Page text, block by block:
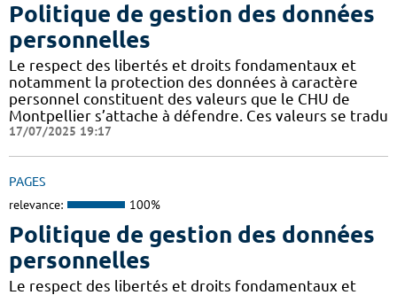
Politique de gestion des données
personnelles
Le respect des libertés et droits fondamentaux et
notamment la protection des données à caractère
personnel constituent des valeurs que le CHU de
Montpellier s’attache à défendre. Ces valeurs se tradu
17/07/2025 19:17
PAGES
relevance: 100%
Politique de gestion des données
personnelles
Le respect des libertés et droits fondamentaux et